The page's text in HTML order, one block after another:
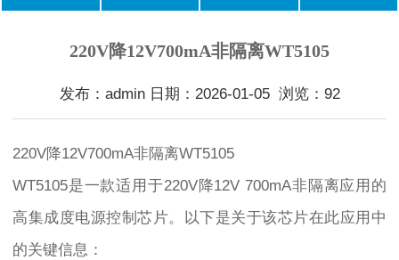
220V降12V700mA非隔离WT5105
发布：admin 日期：2026-01-05 浏览：92
220V降12V700mA非隔离WT5105
WT5105是一款适用于220V降12V 700mA非隔离应用的
高集成度电源控制芯片。以下是关于该芯片在此应用中
的关键信息：